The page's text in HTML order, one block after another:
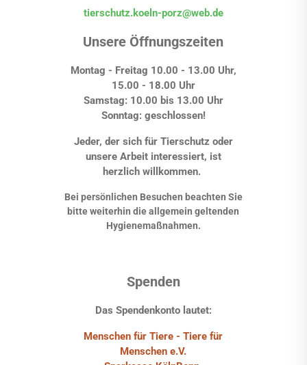
tierschutz.koeln-porz@web.de
Unsere Öffnungszeiten
Montag - Freitag 10.00 - 13.00 Uhr,
15.00 - 18.00 Uhr
Samstag: 10.00 bis 13.00 Uhr
Sonntag: geschlossen!
Jeder, der sich für Tierschutz oder
unsere Arbeit interessiert, ist
herzlich willkommen.
Bei persönlichen Besuchen beachten Sie
bitte weiterhin die allgemein geltenden
Hygienemaßnahmen.
Spenden
Das Spendenkonto lautet:
Menschen für Tiere - Tiere für
Menschen e.V.